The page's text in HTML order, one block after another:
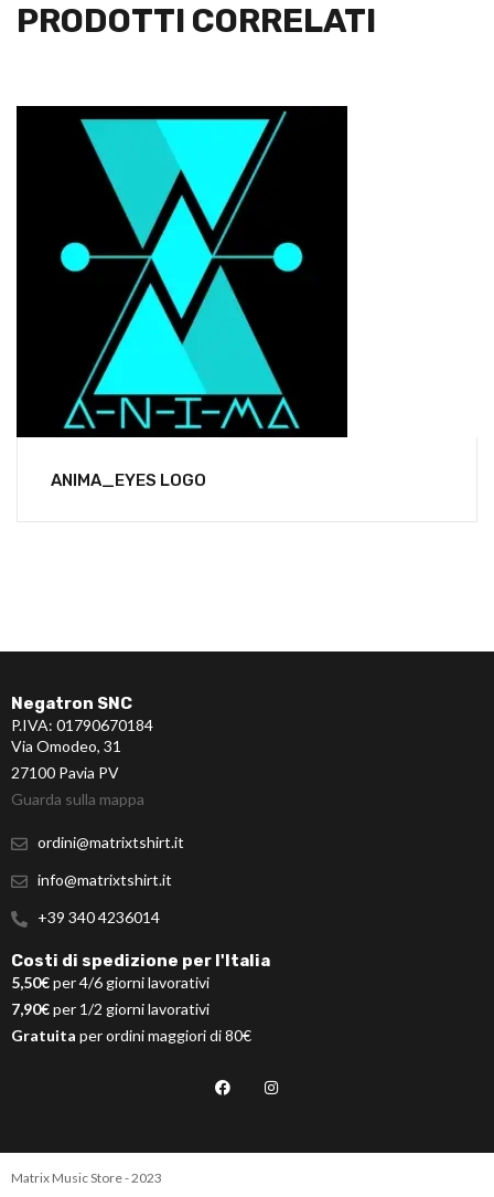
PRODOTTI CORRELATI
ANIMA_EYES LOGO
Negatron SNC
P.IVA: 01790670184
Via Omodeo, 31
27100 Pavia PV
Guarda sulla mappa
ordini@matrixtshirt.it
info@matrixtshirt.it
+39 340 4236014
Costi di spedizione per l'Italia
5,50€per 4/6 giorni lavorativi
7,90€per 1/2 giorni lavorativi
Gratuita per ordini maggiori di 80€
Matrix Music Store - 2023